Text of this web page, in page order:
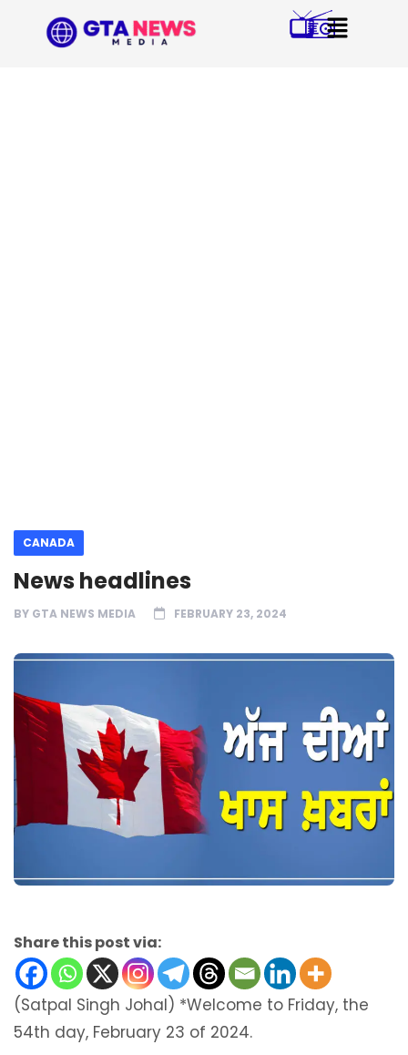
CANADA
News headlines
BY GTA NEWS MEDIA FEBRUARY 23, 2024
Share this post via:
(Satpal Singh Johal) *Welcome to Friday, the
54th day, February 23 of 2024.